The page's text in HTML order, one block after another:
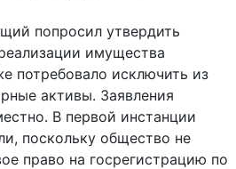
попросил утвердить
имущества
потребовало исключить из
активы. Заявления
В первой инстанции
поскольку общество не
право на госрегистрацию по